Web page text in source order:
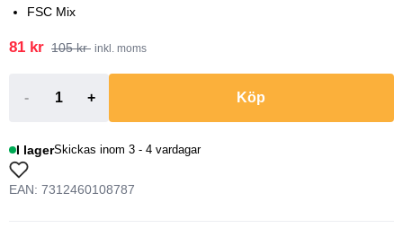
FSC Mix
81 kr 105 kr inkl. moms
- + Köp
I lagerSkickas inom 3 - 4 vardagar
EAN: 7312460108787